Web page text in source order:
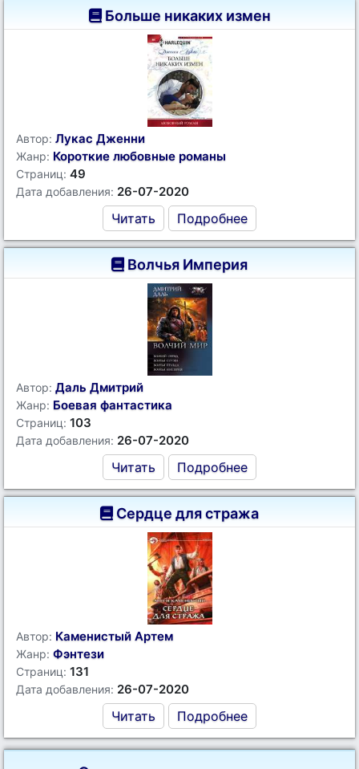
Больше никаких измен
Автор: Лукас Дженни
Жанр: Короткие любовные романы
Страниц: 49
Дата добавления: 26-07-2020
Читать Подробнее
Волчья Империя
Автор: Даль Дмитрий
Жанр: Боевая фантастика
Страниц: 103
Дата добавления: 26-07-2020
Читать Подробнее
Сердце для стража
Автор: Каменистый Артем
Жанр: Фэнтези
Страниц: 131
Дата добавления: 26-07-2020
Читать Подробнее